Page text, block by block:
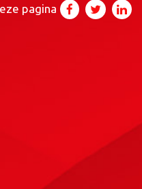
pagina